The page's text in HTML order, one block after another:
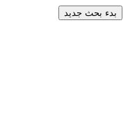
بدء بحث جديد